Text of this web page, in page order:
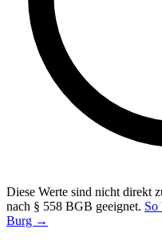
Diese Werte sind nicht direkt
nach § 558 BGB geeignet. So
Burg →